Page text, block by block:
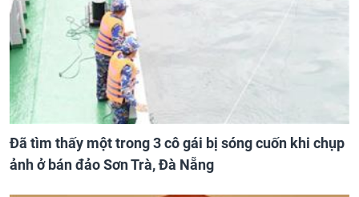
Đã tìm thấy một trong 3 cô gái bị sóng cuốn khi chụp
ảnh ở bán đảo Sơn Trà, Đà Nẵng